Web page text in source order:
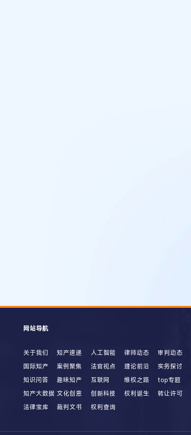
网站导航
关于我们 知产速递 人工智能 律师动态 审判动态
国际知产
案例聚焦 法官视点 理论前沿 实务探讨
知识问答
趣味知产 互联网 维权之路 top专题
知产大数据 文化创意 创新科技 权利诞生 转让许可
法律宝库
裁判文书 权利查询